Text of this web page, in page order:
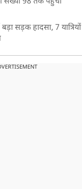
सड़क हादसा, 7 यात्रियों
बाहर ड्यूटी पर तैनात